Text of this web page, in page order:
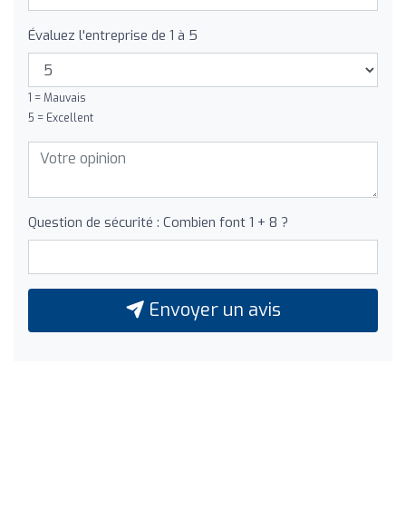
Évaluez l'entreprise de 1 à 5
1 = Mauvais
5 = Excellent
Question de sécurité : Combien font 1 + 8 ?
Envoyer un avis